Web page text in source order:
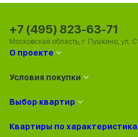
О проекте
Условия покупки
Выбор квартир
Квартиры по
+7 (495) 823-63-71
Московская область, г. Пушкино, ул.